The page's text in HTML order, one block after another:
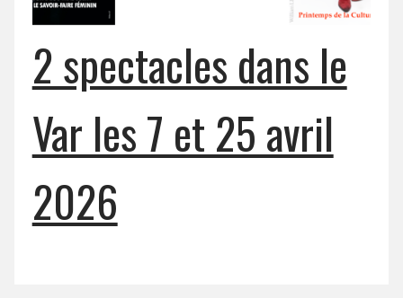
2 spectacles dans le
Var les 7 et 25 avril
2026